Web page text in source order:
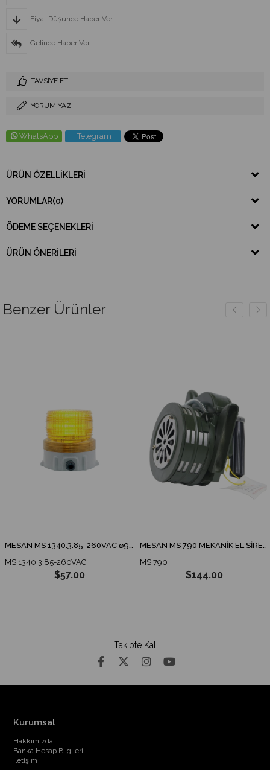
Fiyat Düşünce Haber Ver
Gelince Haber Ver
TAVSIYE ET
YORUM YAZ
WhatsApp Telegram
ÜRÜN ÖZELLIKLERI
YORUMLAR(0)
ÖDEME SEÇENEKLERI
ÜRÜN ÖNERILERI
Benzer Ürünler
MESAN MS 1340.3.85-260VAC ø90 ENDÜSTRİYEL İKAZ LAMBA TABAN MONTAJ
MS 1340.3.85-260VAC
$57.00
MESAN MS 790 MEKANİK EL SİRENİ
MS 790
$144.00
Takipte Kal
Kurumsal
Hakkımızda
Banka Hesap Bilgileri
İletişim